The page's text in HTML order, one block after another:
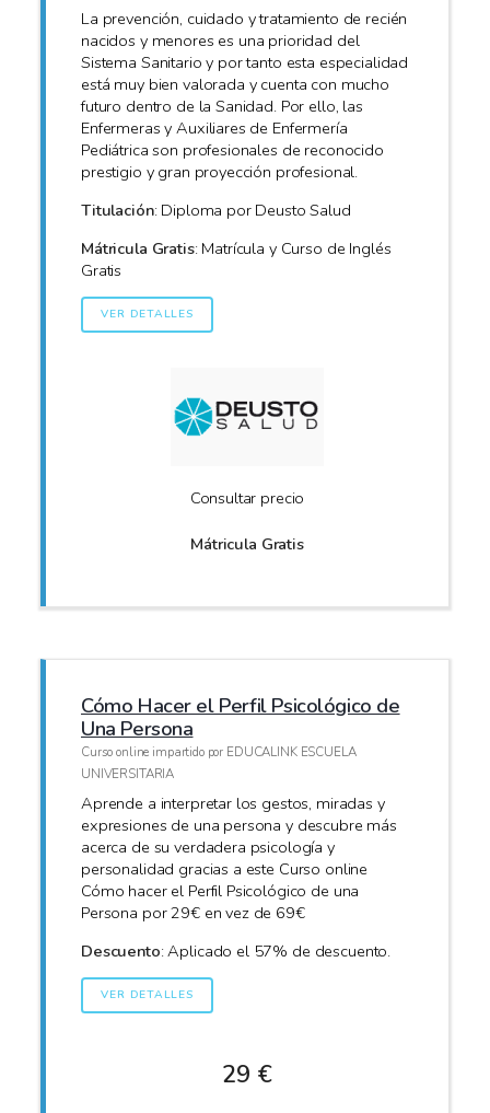
La prevención, cuidado y tratamiento de recién
nacidos y menores es una prioridad del
Sistema Sanitario y por tanto esta especialidad
está muy bien valorada y cuenta con mucho
futuro dentro de la Sanidad. Por ello, las
Enfermeras y Auxiliares de Enfermería
Pediátrica son profesionales de reconocido
prestigio y gran proyección profesional.
Titulación: Diploma por Deusto Salud
Mátricula Gratis: Matrícula y Curso de Inglés
Gratis
VER DETALLES
Consultar precio
Mátricula Gratis
Cómo Hacer el Perfil Psicológico de
Una Persona
Curso online impartido por EDUCALINK ESCUELA
UNIVERSITARIA
Aprende a interpretar los gestos, miradas y
expresiones de una persona y descubre más
acerca de su verdadera psicología y
personalidad gracias a este Curso online
Cómo hacer el Perfil Psicológico de una
Persona por 29€ en vez de 69€
Descuento: Aplicado el 57% de descuento.
VER DETALLES
29 €